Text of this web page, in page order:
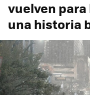
vuelven
una historia